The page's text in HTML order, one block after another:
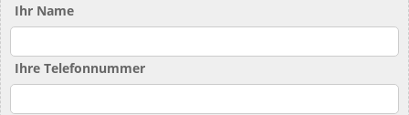
Ihr Name
Ihre Telefonnummer